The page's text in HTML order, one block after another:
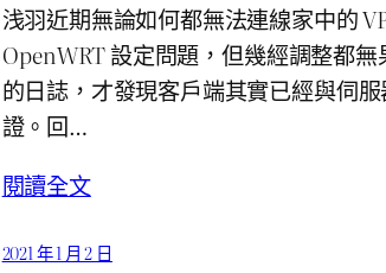
浅羽近期無論如何都無法連線家中的
OpenWRT 設定問題，但幾經調整都
的日誌，才發現客戶端其實已經與伺
證。回…
閱讀全文
2021 年 1 月 2 日